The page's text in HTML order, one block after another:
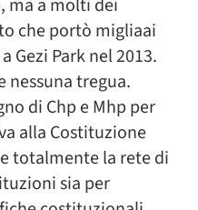
ma a molti dei
che portò migliaai
Gezi Park nel 2013.
nessuna tregua.
di Chp e Mhp per
alla Costituzione
totalmente la rete di
sia per